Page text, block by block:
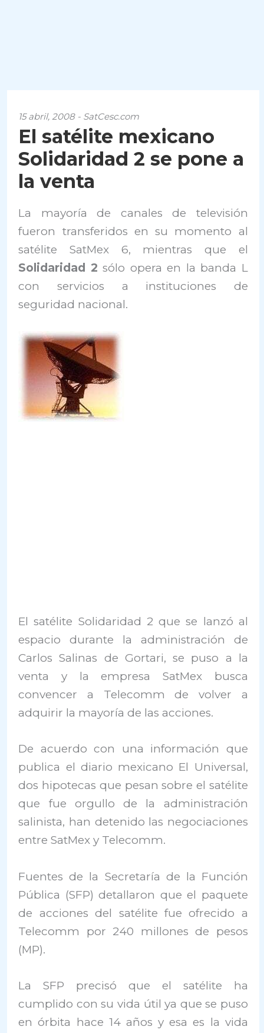
15 abril, 2008 - SatCesc.com
El satélite mexicano
Solidaridad 2 se pone a
la venta
La mayoría de canales de televisión
fueron transferidos en su momento al
satélite SatMex 6, mientras que el
Solidaridad 2 sólo opera en la banda L
con servicios a instituciones de
seguridad nacional.
El satélite Solidaridad 2 que se lanzó al
espacio durante la administración de
Carlos Salinas de Gortari, se puso a la
venta y la empresa SatMex busca
convencer a Telecomm de volver a
adquirir la mayoría de las acciones.
De acuerdo con una información que
publica el diario mexicano El Universal,
dos hipotecas que pesan sobre el satélite
que fue orgullo de la administración
salinista, han detenido las negociaciones
entre SatMex y Telecomm.
Fuentes de la Secretaría de la Función
Pública (SFP) detallaron que el paquete
de acciones del satélite fue ofrecido a
Telecomm por 240 millones de pesos
(MP).
La SFP precisó que el satélite ha
cumplido con su vida útil ya que se puso
en órbita hace 14 años y esa es la vida